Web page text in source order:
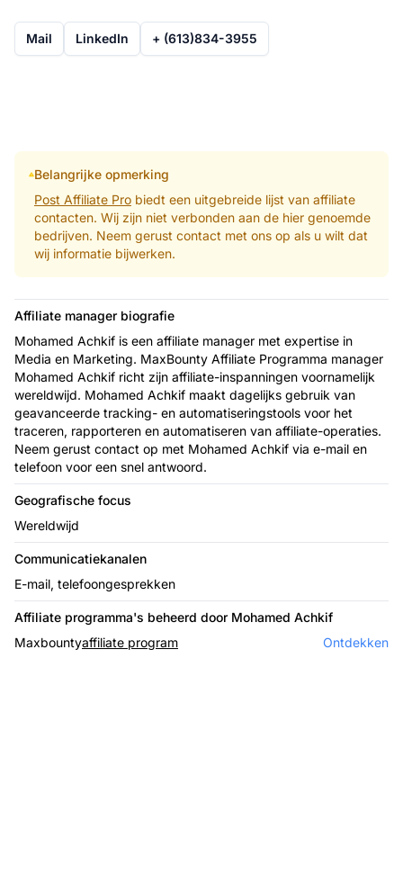
Mail LinkedIn + (613)834-3955
Belangrijke opmerking
Post Affiliate Probiedt een uitgebreide lijst van affiliate
contacten. Wij zijn niet verbonden aan de hier genoemde
bedrijven. Neem gerust contact met ons op als u wilt dat
wij informatie bijwerken.
Affiliate manager biografie
Mohamed Achkif is een affiliate manager met expertise in
Media en Marketing. MaxBounty Affiliate Programma manager
Mohamed Achkif richt zijn affiliate-inspanningen voornamelijk
wereldwijd. Mohamed Achkif maakt dagelijks gebruik van
geavanceerde tracking- en automatiseringstools voor het
traceren, rapporteren en automatiseren van affiliate-operaties.
Neem gerust contact op met Mohamed Achkif via e-mail en
telefoon voor een snel antwoord.
Geografische focus
Wereldwijd
Communicatiekanalen
E-mail, telefoongesprekken
Affiliate programma's beheerd door Mohamed Achkif
Maxbountyaffiliate program Ontdekken